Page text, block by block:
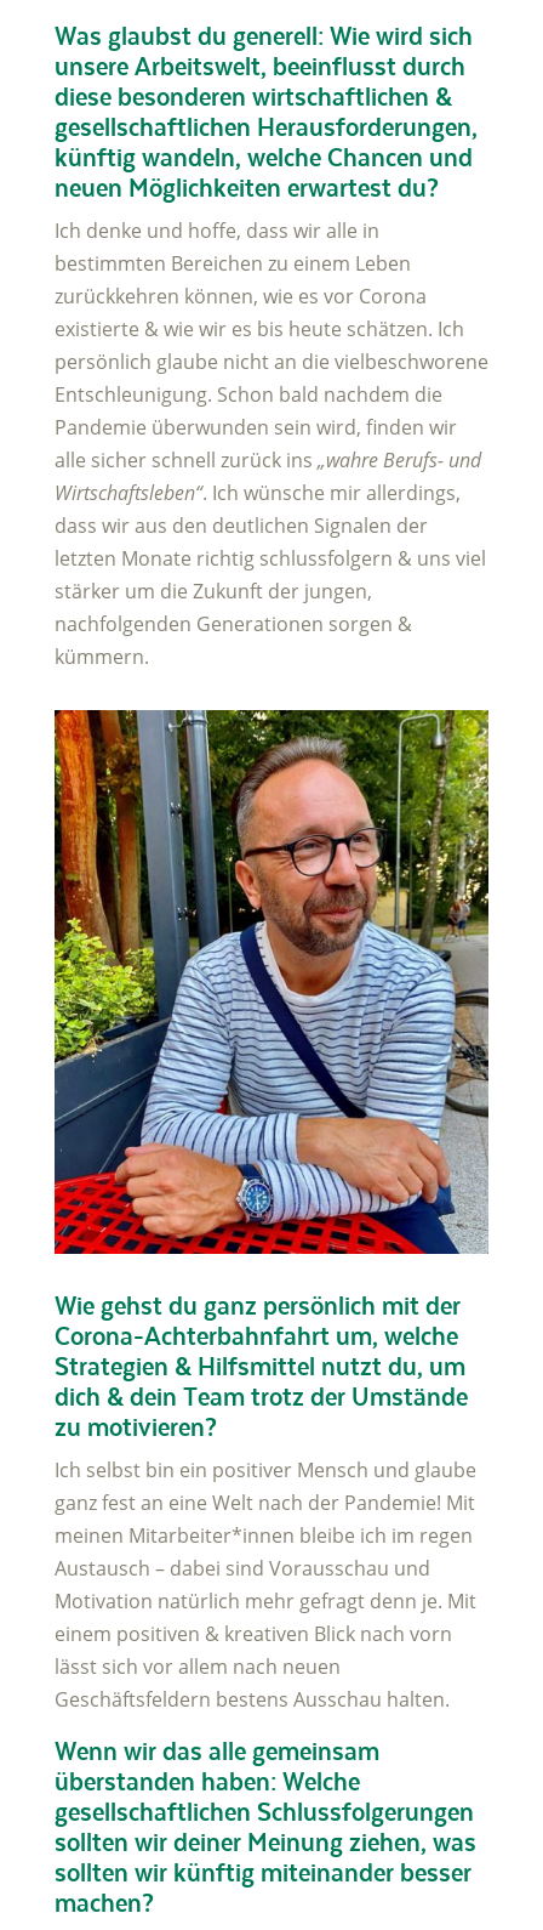
Was glaubst du generell: Wie wird sich
unsere Arbeitswelt, beeinflusst durch
diese besonderen wirtschaftlichen &
gesellschaftlichen Herausforderungen,
künftig wandeln, welche Chancen und
neuen Möglichkeiten erwartest du?
Ich denke und hoffe, dass wir alle in
bestimmten Bereichen zu einem Leben
zurückkehren können, wie es vor Corona
existierte & wie wir es bis heute schätzen. Ich
persönlich glaube nicht an die vielbeschworene
Entschleunigung. Schon bald nachdem die
Pandemie überwunden sein wird, finden wir
alle sicher schnell zurück ins „wahre Berufs- und
Wirtschaftsleben“. Ich wünsche mir allerdings,
dass wir aus den deutlichen Signalen der
letzten Monate richtig schlussfolgern & uns viel
stärker um die Zukunft der jungen,
nachfolgenden Generationen sorgen &
kümmern.
Wie gehst du ganz persönlich mit der
Corona-Achterbahnfahrt um, welche
Strategien & Hilfsmittel nutzt du, um
dich & dein Team trotz der Umstände
zu motivieren?
Ich selbst bin ein positiver Mensch und glaube
ganz fest an eine Welt nach der Pandemie! Mit
meinen Mitarbeiter*innen bleibe ich im regen
Austausch – dabei sind Vorausschau und
Motivation natürlich mehr gefragt denn je. Mit
einem positiven & kreativen Blick nach vorn
lässt sich vor allem nach neuen
Geschäftsfeldern bestens Ausschau halten.
Wenn wir das alle gemeinsam
überstanden haben: Welche
gesellschaftlichen Schlussfolgerungen
sollten wir deiner Meinung ziehen, was
sollten wir künftig miteinander besser
machen?